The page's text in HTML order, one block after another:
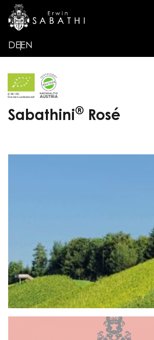
DEEN
Sabathini® Rosé